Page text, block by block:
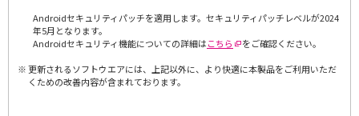
Androidセキュリティパッチを適用します。セキュリティパッチレベルが2024
年5月となります。
Androidセキュリティ機能についての詳細はこちら
をご確認ください。
更新されるソフトウエアには、上記以外に、より快適に本製品をご利用いただ
くための改善内容が含まれております。